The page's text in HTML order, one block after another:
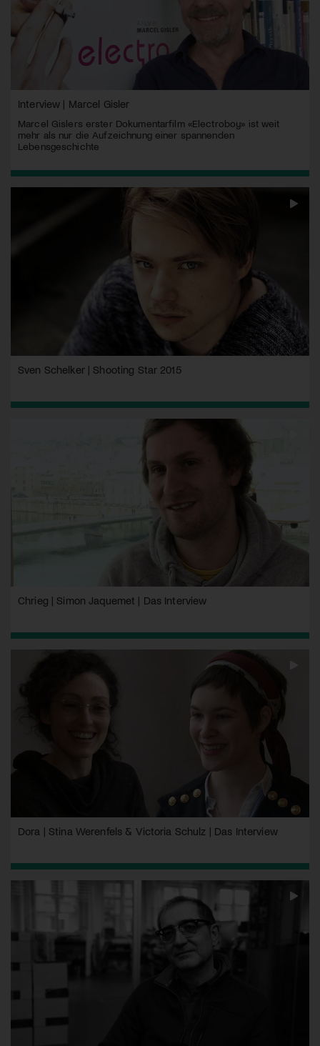
Interview | Marcel Gisler
Marcel Gislers erster Dokumentarfilm «Electroboy» ist weit
mehr als nur die Aufzeichnung einer spannenden
Lebensgeschichte
Sven Schelker | Shooting Star 2015
Chrieg | Simon Jaquemet | Das Interview
Dora | Stina Werenfels & Victoria Schulz | Das Interview